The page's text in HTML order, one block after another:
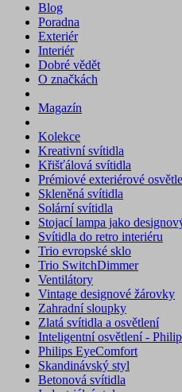
Blog
Poradna
Exteriér
Interiér
Dobré vědět
O značkách
Magazín
Kolekce
Kreativní svítidla
Křišťálová svítidla
Prémiové exteriérové
Skleněná svítidla
Solární svítidla
Stojací lampa jako
Svítidla do retro interiéru
Trio evropské sklo
Trio SwitchDimmer
Ventilátory
Vintage designové žárovky
Zahradní sloupky
Zlatá svítidla a osvětlení
Inteligentní osvětlení -
Philips EyeComfort
Skandinávský styl
Betonová svítidla